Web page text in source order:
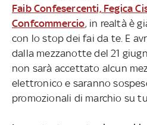
Faib Confesercenti, Fegica
Confcommercio, in realtà è
con lo stop dei fai da te. E
dalla mezzanotte del 21
non sarà accettato alcun
elettronico e saranno
promozionali di marchio su